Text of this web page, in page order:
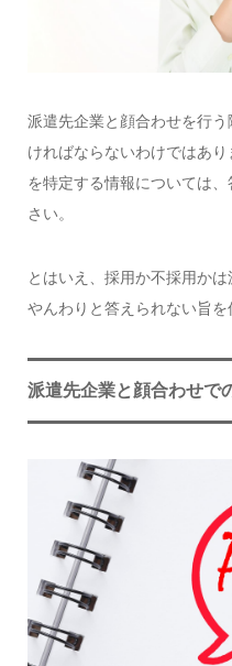
派遣先企業と顔合わせを行
ければならないわけではあ
を特定する情報については
さい。
とはいえ、採用か不採用かは
やんわりと答えられない旨を
派遣先企業と顔合わせで